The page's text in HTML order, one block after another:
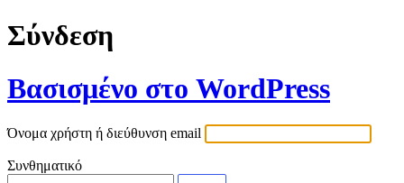
Σύνδεση
Βασισμένο στο WordPress
Όνομα χρήστη ή διεύθυνση email
Συνθηματικό